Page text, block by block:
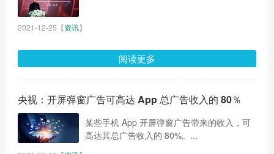
2021-12-25 【资讯】
阅读更多
央视：开屏弹窗广告可高达 App 总广告收入的 80％
某些手机 App 开屏弹窗广告带来的收入，可
高达其总广告收入的 80%。...